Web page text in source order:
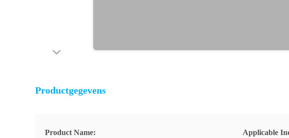
Productgegevens
Product Name: Applicable